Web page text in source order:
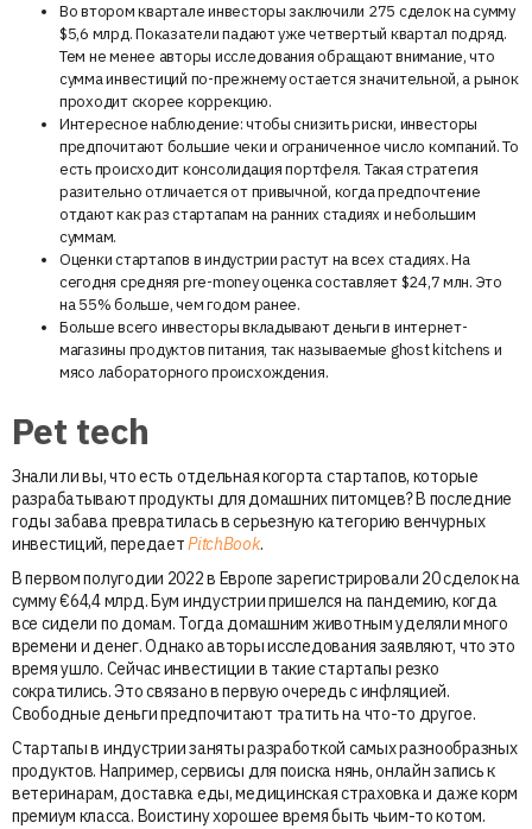
Во втором квартале инвесторы заключили 275 сделок на сумму
$5,6 млрд. Показатели падают уже четвертый квартал подряд.
Тем не менее авторы исследования обращают внимание, что
сумма инвестиций по-прежнему остается значительной, а рынок
проходит скорее коррекцию.
Интересное наблюдение: чтобы снизить риски, инвесторы
предпочитают большие чеки и ограниченное число компаний. То
есть происходит консолидация портфеля. Такая стратегия
разительно отличается от привычной, когда предпочтение
отдают как раз стартапам на ранних стадиях и небольшим
суммам.
Оценки стартапов в индустрии растут на всех стадиях. На
сегодня средняя pre-money оценка составляет $24,7 млн. Это
на 55% больше, чем годом ранее.
Больше всего инвесторы вкладывают деньги в интернет-
магазины продуктов питания, так называемые ghost kitchens и
мясо лабораторного происхождения.
Pet tech
Знали ли вы, что есть отдельная когорта стартапов, которые
разрабатывают продукты для домашних питомцев? В последние
годы забава превратилась в серьезную категорию венчурных
инвестиций, передаетPitchBook.
В первом полугодии 2022 в Европе зарегистрировали 20 сделок на
сумму €64,4 млрд. Бум индустрии пришелся на пандемию, когда
все сидели по домам. Тогда домашним животным уделяли много
времени и денег. Однако авторы исследования заявляют, что это
время ушло. Сейчас инвестиции в такие стартапы резко
сократились. Это связано в первую очередь с инфляцией.
Свободные деньги предпочитают тратить на что-то другое.
Стартапы в индустрии заняты разработкой самых разнообразных
продуктов. Например, сервисы для поиска нянь, онлайн запись к
ветеринарам, доставка еды, медицинская страховка и даже корм
премиум класса. Воистину хорошее время быть чьим-то котом.